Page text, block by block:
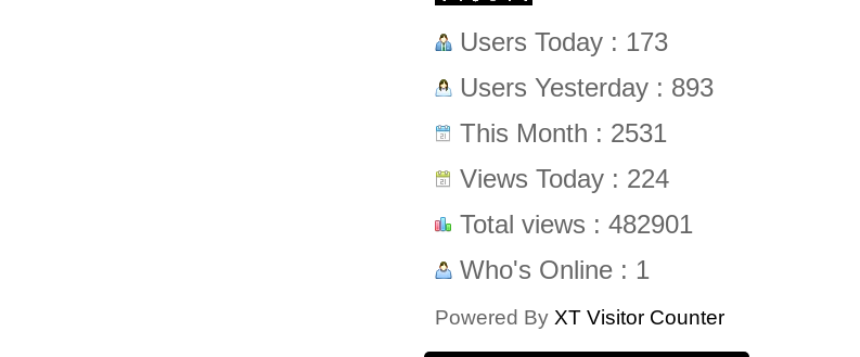
Users Today : 173
Users Yesterday : 893
This Month : 2531
Views Today : 224
Total views : 482901
Who's Online : 1
Powered By XT Visitor Counter